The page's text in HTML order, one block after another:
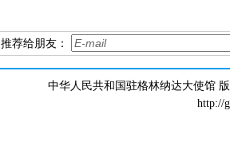
推荐给朋友：
中华人民共和国驻格林纳达大使馆
http://